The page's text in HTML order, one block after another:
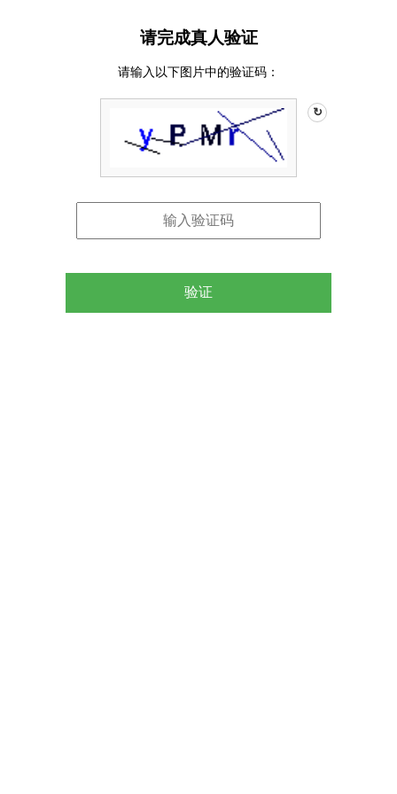
请完成真人验证
请输入以下图片中的验证码：
↻
验证